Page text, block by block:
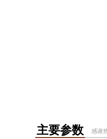
主要参数 感谢